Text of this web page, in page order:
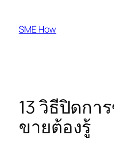
content
SME How
13 วิธีปิดกา
ขายต้องรู้